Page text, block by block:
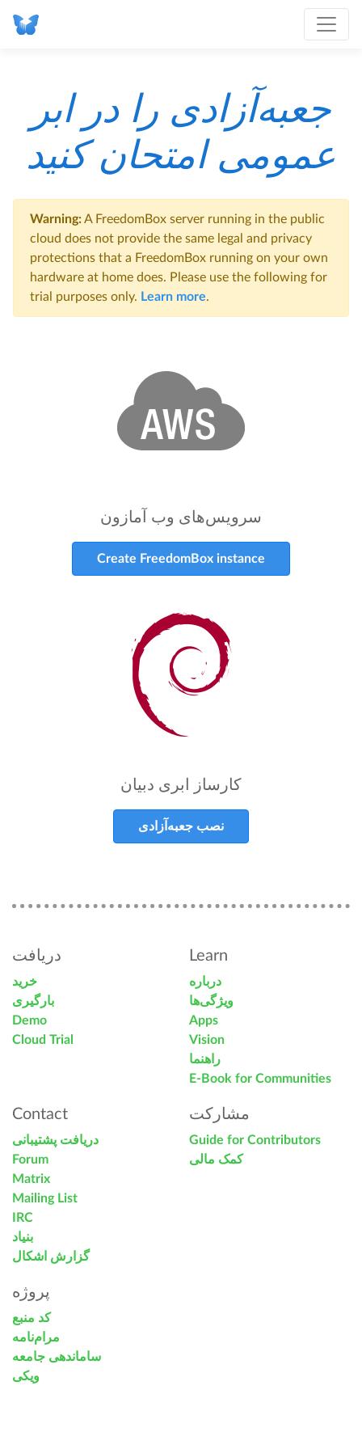
جعبه‌آزادی را در ابر
عمومی امتحان کنید
Warning:A FreedomBox server running in the public
cloud does not provide the same legal and privacy
protections that a FreedomBox running on your own
hardware at home does. Please use the following for
trial purposes only. Learn more.
سرویس‌های وب آمازون
Create FreedomBox instance
کارساز ابری دبیان
نصب جعبه‌آزادی
دریافت
خرید
بارگیری
Demo
Cloud Trial
Learn
درباره
ویژگی‌ها
Apps
Vision
راهنما
E-Book for Communities
Contact
دریافت پشتیبانی
Forum
Matrix
Mailing List
IRC
بنیاد
گزارش اشکال
مشارکت
Guide for Contributors
کمک مالی
پروژه
کد منبع
مرام‌نامه
ساماندهی جامعه
ویکی